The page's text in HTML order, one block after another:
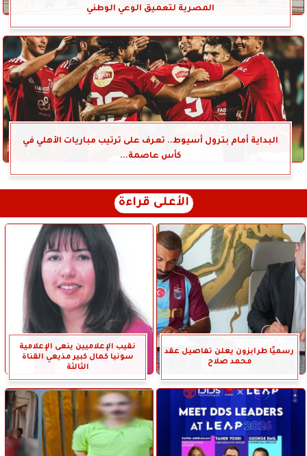
المصرية لتعميق الوعي الوطني
البداية أمام بترول أسيوط.. تعرف على ترتيب مباريات الأهلي في
كأس عاصمة...
الأعلى قراءة
رسميًا طرابزون يعلن تفاصيل عقد
محمد صلاح
نقيب الإعلاميين ينعى الإعلامية
سونيا كمال كبير مذيعي القناة
الثالثة